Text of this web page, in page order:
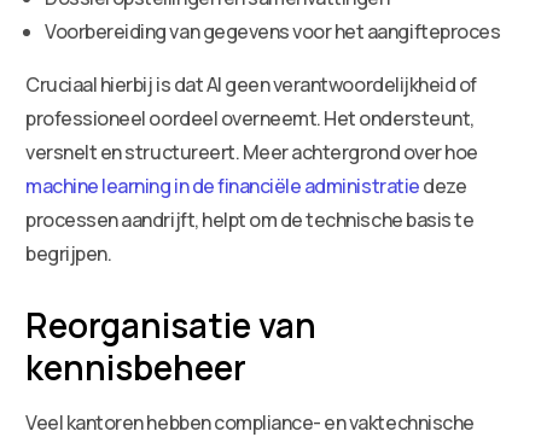
Voorbereiding van gegevens voor het aangifteproces
Cruciaal hierbij is dat AI geen verantwoordelijkheid of
professioneel oordeel overneemt. Het ondersteunt,
versnelt en structureert. Meer achtergrond over hoe
machine learning in de financiële administratiedeze
processen aandrijft, helpt om de technische basis te
begrijpen.
Reorganisatie van
kennisbeheer
Veel kantoren hebben compliance- en vaktechnische